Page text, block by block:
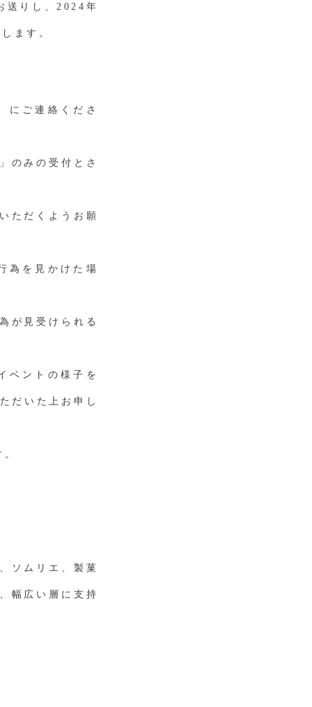
送りし、2024年
ます。
にご連絡くださ
のみの受付とさ
ただくようお願
為を見かけた場
が見受けられる
ベントの様子を
だいた上お申し
ソムリエ、製菓
幅広い層に支持